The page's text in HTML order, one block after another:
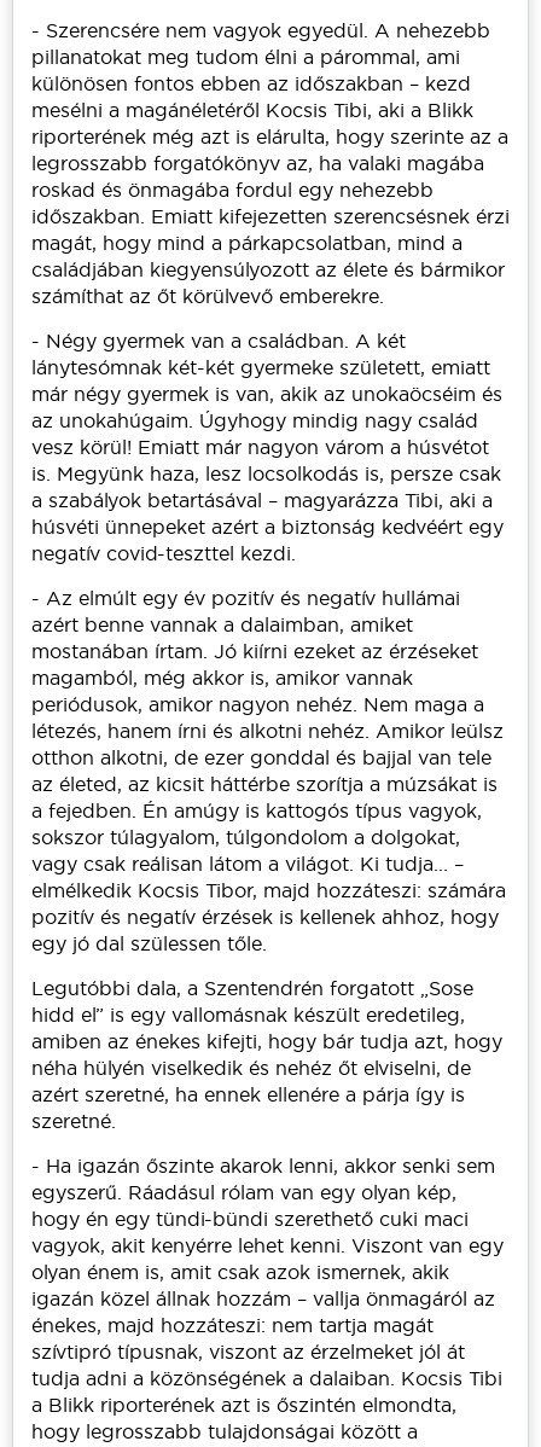
- Szerencsére nem vagyok egyedül. A nehezebb
pillanatokat meg tudom élni a párommal, ami
különösen fontos ebben az időszakban – kezd
mesélni a magánéletéről Kocsis Tibi, aki a Blikk
riporterének még azt is elárulta, hogy szerinte az a
legrosszabb forgatókönyv az, ha valaki magába
roskad és önmagába fordul egy nehezebb
időszakban. Emiatt kifejezetten szerencsésnek érzi
magát, hogy mind a párkapcsolatban, mind a
családjában kiegyensúlyozott az élete és bármikor
számíthat az őt körülvevő emberekre.
- Négy gyermek van a családban. A két
lánytesómnak két-két gyermeke született, emiatt
már négy gyermek is van, akik az unokaöcséim és
az unokahúgaim. Úgyhogy mindig nagy család
vesz körül! Emiatt már nagyon várom a húsvétot
is. Megyünk haza, lesz locsolkodás is, persze csak
a szabályok betartásával – magyarázza Tibi, aki a
húsvéti ünnepeket azért a biztonság kedvéért egy
negatív covid-teszttel kezdi.
- Az elmúlt egy év pozitív és negatív hullámai
azért benne vannak a dalaimban, amiket
mostanában írtam. Jó kiírni ezeket az érzéseket
magamból, még akkor is, amikor vannak
periódusok, amikor nagyon nehéz. Nem maga a
létezés, hanem írni és alkotni nehéz. Amikor leülsz
otthon alkotni, de ezer gonddal és bajjal van tele
az életed, az kicsit háttérbe szorítja a múzsákat is
a fejedben. Én amúgy is kattogós típus vagyok,
sokszor túlagyalom, túlgondolom a dolgokat,
vagy csak reálisan látom a világot. Ki tudja... –
elmélkedik Kocsis Tibor, majd hozzáteszi: számára
pozitív és negatív érzések is kellenek ahhoz, hogy
egy jó dal szülessen tőle.
Legutóbbi dala, a Szentendrén forgatott „Sose
hidd el” is egy vallomásnak készült eredetileg,
amiben az énekes kifejti, hogy bár tudja azt, hogy
néha hülyén viselkedik és nehéz őt elviselni, de
azért szeretné, ha ennek ellenére a párja így is
szeretné.
- Ha igazán őszinte akarok lenni, akkor senki sem
egyszerű. Ráadásul rólam van egy olyan kép,
hogy én egy tündi-bündi szerethető cuki maci
vagyok, akit kenyérre lehet kenni. Viszont van egy
olyan énem is, amit csak azok ismernek, akik
igazán közel állnak hozzám – vallja önmagáról az
énekes, majd hozzáteszi: nem tartja magát
szívtipró típusnak, viszont az érzelmeket jól át
tudja adni a közönségének a dalaiban. Kocsis Tibi
a Blikk riporterének azt is őszintén elmondta,
hogy legrosszabb tulajdonságai között a